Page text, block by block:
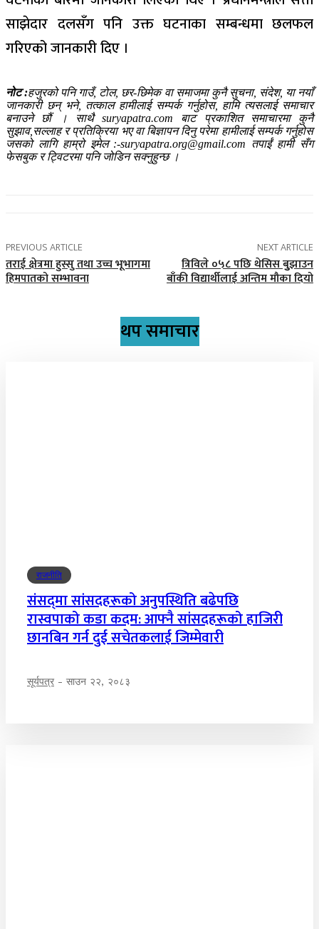
साझेदार दलसँग पनि उक्त घटनाका सम्बन्धमा छलफल
गरिएको जानकारी दिए ।
नोट :हजुरको पनि गाउँ, टोल, छर-छिमेक वा समाजमा कुनै सुचना, संदेश, या नयाँ
जानकारी छन् भने, तत्काल हामीलाई सम्पर्क गर्नुहोस, हामि त्यसलाई समाचार
बनाउने छौं । साथै suryapatra.com बाट प्रकाशित समाचारमा कुनै
सुझाव,सल्लाह र प्रतिक्रिया भए वा बिज्ञापन दिनु परेमा हामीलाई सम्पर्क गर्नुहोस
जसको लागि हाम्रो इमेल :-suryapatra.org@gmail.com तपाईं हामी सँग
फेसबुक र ट्विटरमा पनि जोडिन सक्नुहुन्छ ।
PREVIOUS ARTICLE
तराई क्षेत्रमा हुस्सु तथा उच्च भूभागमा
हिमपातको सम्भावना
NEXT ARTICLE
त्रिविले ०५८ पछि थेसिस बुुझाउन
बाँकी विद्यार्थीलाई अन्तिम मौका दियो
थप समाचार
राजनीति
संसद्‌मा सांसदहरूको अनुपस्थिति बढेपछि
रास्वपाको कडा कदम: आफ्नै सांसदहरूको हाजिरी
छानबिन गर्न दुई सचेतकलाई जिम्मेवारी
सूर्यपत्र - साउन २२, २०८३